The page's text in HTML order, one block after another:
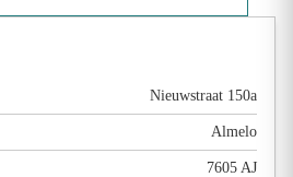
Nieuwstraat 150a
Almelo
7605 AJ